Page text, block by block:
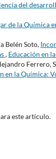
del
de la Química
Belén Soto,
, Educación en
Ferrero,
en la Química:
este artículo.